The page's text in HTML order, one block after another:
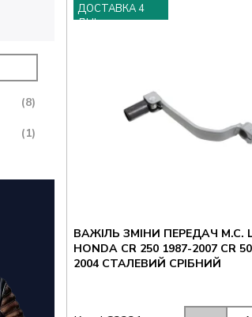
(8)
(1)
ДОСТАВКА 4
ДНІ
ВАЖІЛЬ ЗМІНИ ПЕРЕДАЧ M.C.
HONDA CR 250 1987-2007 CR
2004 СТАЛЕВИЙ СРІБНИЙ